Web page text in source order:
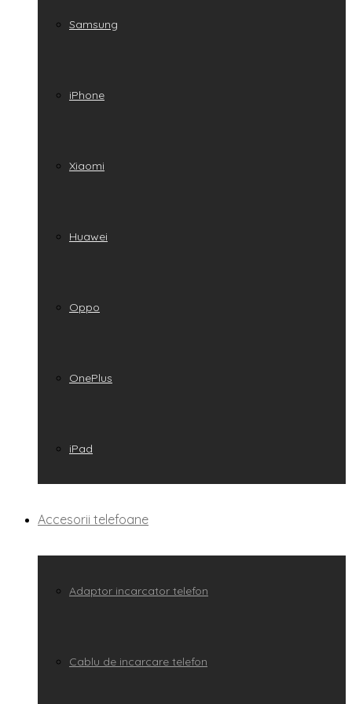
Samsung
iPhone
Xiaomi
Huawei
Oppo
OnePlus
iPad
Accesorii telefoane
Adaptor incarcator telefon
Cablu de incarcare telefon